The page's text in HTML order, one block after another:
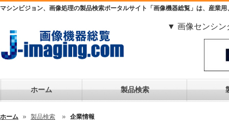
マシンビジョン、画像処理の製品検索ポータルサイト「画像機器総覧」は、産業
▼ 画像センシ
ホーム 製品検索
ホーム 製品検索 企業情報